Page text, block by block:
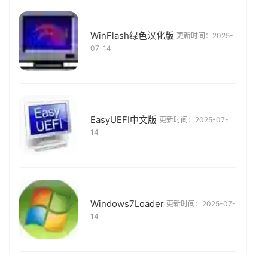
WinFlash绿色汉化版 更新时间：2025-
07-14
EasyUEFI中文版 更新时间：2025-07-
14
Windows7Loader 更新时间：2025-07-
14